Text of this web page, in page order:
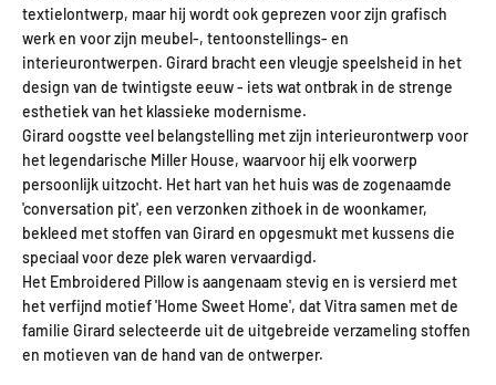
textielontwerp, maar hij wordt ook geprezen voor zijn grafisch
werk en voor zijn meubel-, tentoonstellings- en
interieurontwerpen. Girard bracht een vleugje speelsheid in het
design van de twintigste eeuw - iets wat ontbrak in de strenge
esthetiek van het klassieke modernisme.
Girard oogstte veel belangstelling met zijn interieurontwerp voor
het legendarische Miller House, waarvoor hij elk voorwerp
persoonlijk uitzocht. Het hart van het huis was de zogenaamde
'conversation pit', een verzonken zithoek in de woonkamer,
bekleed met stoffen van Girard en opgesmukt met kussens die
speciaal voor deze plek waren vervaardigd.
Het Embroidered Pillow is aangenaam stevig en is versierd met
het verfijnd motief 'Home Sweet Home', dat Vitra samen met de
familie Girard selecteerde uit de uitgebreide verzameling stoffen
en motieven van de hand van de ontwerper.